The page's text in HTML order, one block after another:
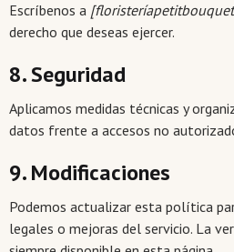
Escríbenos a [floristerí
derecho que deseas ejercer.
8. Seguridad
Aplicamos medidas técnicas y
datos frente a accesos no
9. Modificaciones
Podemos actualizar esta política
legales o mejoras del servicio. La